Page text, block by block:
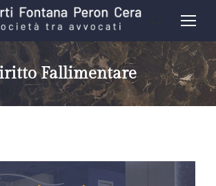
Fallimentare